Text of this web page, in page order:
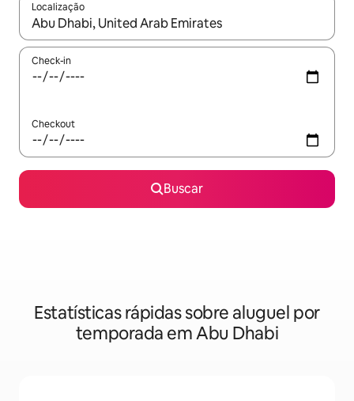
Localização
Quando os resultados estiverem disponíveis, explore-os
Check-in
Checkout
Buscar
Estatísticas rápidas sobre aluguel por
temporada em Abu Dhabi